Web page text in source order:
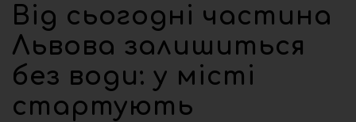
Від сьогодні частина
Львова залишиться
без води: у місті
стартують